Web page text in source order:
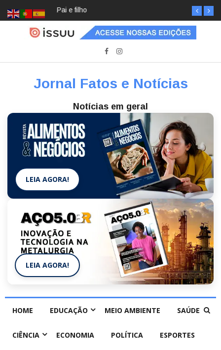
Pai e filho
Jornal Fatos e Notícias
Notícias em geral
LEIA AGORA!
LEIA AGORA!
HOME EDUCAÇÃO MEIO AMBIENTE SAÚDE
CIÊNCIA ECONOMIA POLÍTICA ESPORTES